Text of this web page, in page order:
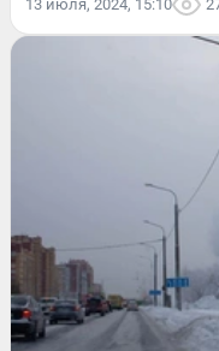
13 июля, 2024, 15:10